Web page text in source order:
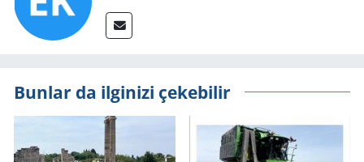
Bunlar da ilginizi çekebilir